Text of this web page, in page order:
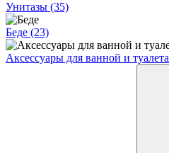
Унитазы (35)
Беде (23)
Аксессуары для ванной и туалета